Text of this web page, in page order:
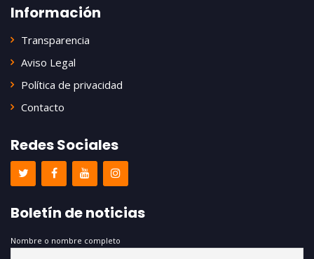
Información
Transparencia
Aviso Legal
Política de privacidad
Contacto
Redes Sociales
Boletín de noticias
Nombre o nombre completo